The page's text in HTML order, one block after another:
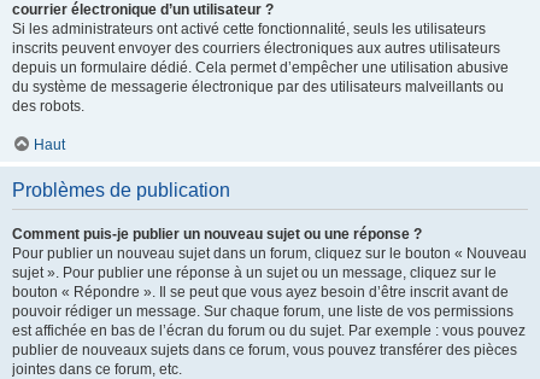
courrier électronique d’un utilisateur ?
Si les administrateurs ont activé cette fonctionnalité, seuls les utilisateurs
inscrits peuvent envoyer des courriers électroniques aux autres utilisateurs
depuis un formulaire dédié. Cela permet d’empêcher une utilisation abusive
du système de messagerie électronique par des utilisateurs malveillants ou
des robots.
Haut
Problèmes de publication
Comment puis-je publier un nouveau sujet ou une réponse ?
Pour publier un nouveau sujet dans un forum, cliquez sur le bouton « Nouveau
sujet ». Pour publier une réponse à un sujet ou un message, cliquez sur le
bouton « Répondre ». Il se peut que vous ayez besoin d’être inscrit avant de
pouvoir rédiger un message. Sur chaque forum, une liste de vos permissions
est affichée en bas de l’écran du forum ou du sujet. Par exemple : vous pouvez
publier de nouveaux sujets dans ce forum, vous pouvez transférer des pièces
jointes dans ce forum, etc.